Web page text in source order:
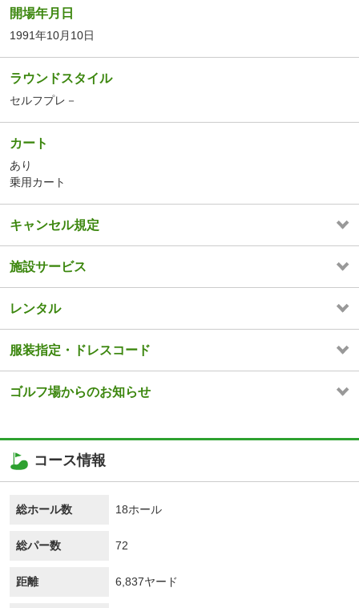
開場年月日
1991年10月10日
ラウンドスタイル
セルフプレ－
カート
あり
乗用カート
キャンセル規定
施設サービス
レンタル
服装指定・ドレスコード
ゴルフ場からのお知らせ
コース情報
総ホール数 18ホール
総パー数 72
距離 6,837ヤード